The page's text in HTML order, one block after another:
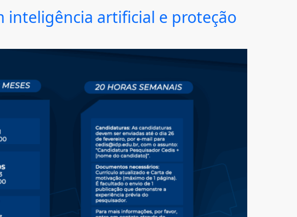
inteligência artificial e proteção